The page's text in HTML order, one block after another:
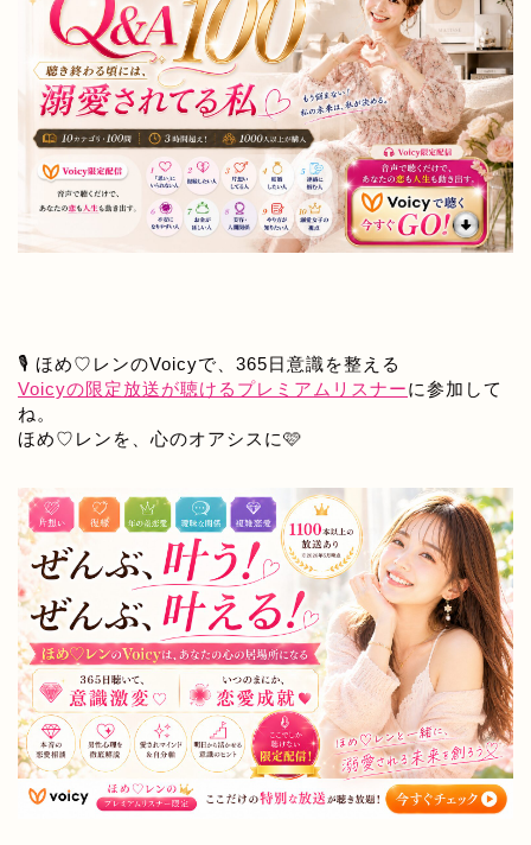
🎙️ ほめ♡レンのVoicyで、365日意識を整える
Voicyの限定放送が聴けるプレミアムリスナーに参加して
ね。
ほめ♡レンを、心のオアシスに🩷